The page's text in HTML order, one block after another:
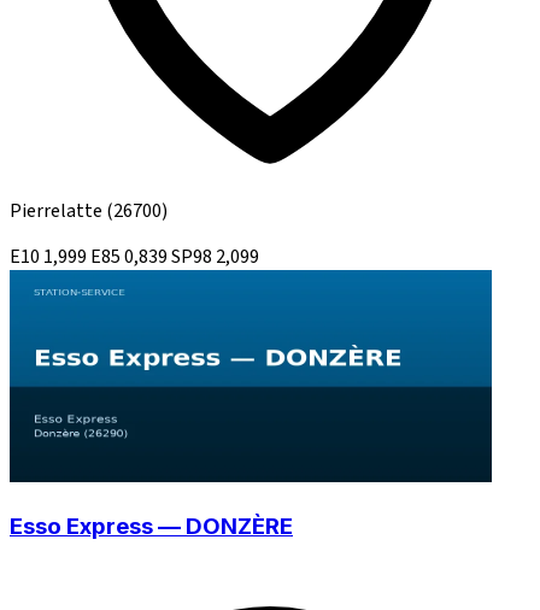
Pierrelatte (26700)
E10 1,999 E850,839SP98 2,099
Esso Express — DONZÈRE